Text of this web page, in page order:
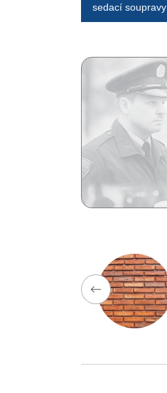
sedací soupravy